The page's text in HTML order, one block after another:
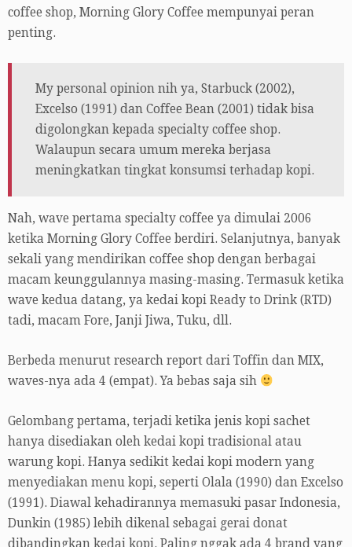
coffee shop, Morning Glory Coffee mempunyai peran
penting.
My personal opinion nih ya, Starbuck (2002),
Excelso (1991) dan Coffee Bean (2001) tidak bisa
digolongkan kepada specialty coffee shop.
Walaupun secara umum mereka berjasa
meningkatkan tingkat konsumsi terhadap kopi.
Nah, wave pertama specialty coffee ya dimulai 2006
ketika Morning Glory Coffee berdiri. Selanjutnya, banyak
sekali yang mendirikan coffee shop dengan berbagai
macam keunggulannya masing-masing. Termasuk ketika
wave kedua datang, ya kedai kopi Ready to Drink (RTD)
tadi, macam Fore, Janji Jiwa, Tuku, dll.
Berbeda menurut research report dari Toffin dan MIX,
waves-nya ada 4 (empat). Ya bebas saja sih
Gelombang pertama, terjadi ketika jenis kopi sachet
hanya disediakan oleh kedai kopi tradisional atau
warung kopi. Hanya sedikit kedai kopi modern yang
menyediakan menu kopi, seperti Olala (1990) dan Excelso
(1991). Diawal kehadirannya memasuki pasar Indonesia,
Dunkin (1985) lebih dikenal sebagai gerai donat
dibandingkan kedai kopi. Paling nggak ada 4 brand yang